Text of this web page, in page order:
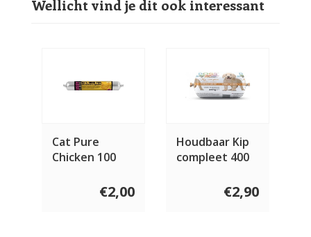
Wellicht vind je dit ook interessant
Cat Pure
Chicken 100
€2,00
Houdbaar Kip
compleet 400
€2,90